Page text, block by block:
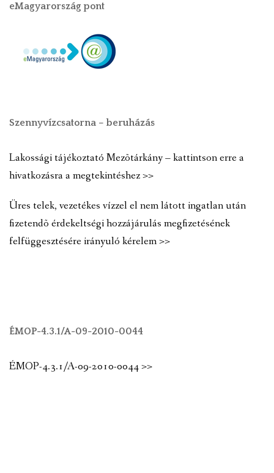
eMagyarország pont
Szennyvízcsatorna – beruházás
Lakossági tájékoztató Mezõtárkány – kattintson erre a
hivatkozásra a megtekintéshez >>
Üres telek, vezetékes vízzel el nem látott ingatlan után
fizetendõ érdekeltségi hozzájárulás megfizetésének
felfüggesztésére irányuló kérelem >>
ÉMOP-4.3.1/A-09-2010-0044
ÉMOP-4.3.1/A-09-2010-0044 >>